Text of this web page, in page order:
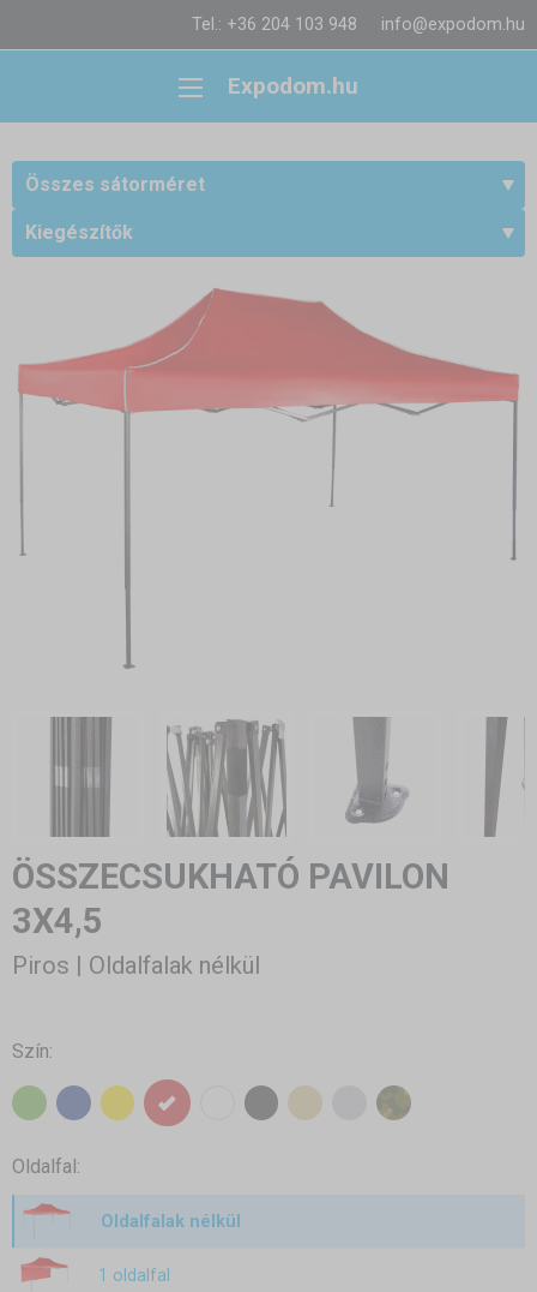
Tel.: +36 204 103 948 info@expodom.hu
Expodom.hu
Összes sátorméret
Kiegészítők
ÖSSZECSUKHATÓ PAVILON
3X4,5
Piros | Oldalfalak nélkül
Szín:
Oldalfal:
Oldalfalak nélkül
1 oldalfal